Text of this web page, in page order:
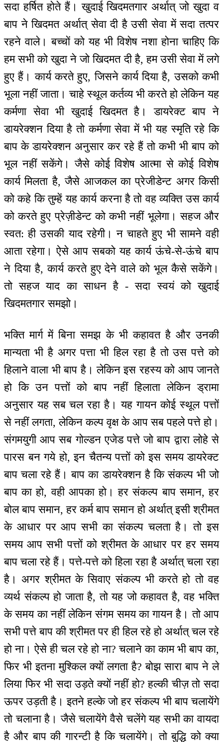
सदा हर्षित होते हैं। खुदाई खिदमतगार अर्थात् जो खुदा व
बाप ने खिदमत अर्थात् सेवा दी है उसी सेवा में सदा तत्पर
रहने वाले। बच्चों को यह भी विशेष नशा होना चाहिए कि
हम सभी को खुदा ने जो खिदमत दी है, हम उसी सेवा में लगे
हुए हैं। कार्य करते हुए, जिसने कार्य दिया है, उसको कभी
भूला नहीं जाता। चाहे स्थूल कर्तव्य भी करते हो लेकिन यह
कर्मणा सेवा भी खुदाई खिदमत है। डायरेक्ट बाप ने
डायरेक्शन दिया है तो कर्मणा सेवा में भी यह स्मृति रहे कि
बाप के डायरेक्शन अनुसार कर रहे हैं तो कभी भी बाप को
भूल नहीं सकेंगे। जैसे कोई विशेष आत्मा से कोई विशेष
कार्य मिलता है, जैसे आजकल का प्रेजीडेन्ट अगर किसी
को कहे कि तुम्हें यह कार्य करना है तो वह व्यक्ति उस कार्य
को करते हुए प्रेज़ीडेन्ट को कभी नहीं भूलेगा। सहज और
स्वत: ही उसकी याद रहेगी। न चाहते हुए भी सामने वही
आता रहेगा। ऐसे आप सबको यह कार्य ऊंचे-से-ऊंचे बाप
ने दिया है, कार्य करते हुए देने वाले को भूल कैसे सकेंगे।
तो सहज याद का साधन है - सदा स्वयं को खुदाई
खिदमतगार समझो।
भक्ति मार्ग में बिना समझ के भी कहावत है और उनकी
मान्यता भी है अगर पत्ता भी हिल रहा है तो उस पत्ते को
हिलाने वाला भी बाप है। लेकिन इस रहस्य को आप जानते
हो कि उन पत्तों को बाप नहीं हिलाता लेकिन ड्रामा
अनुसार यह सब चल रहा है। यह गायन कोई स्थूल पत्तों
से नहीं लगता, लेकिन कल्प वृक्ष के आप सब पहले पत्ते हो।
संगमयुगी आप सब गोल्डन एजेड पत्ते जो बाप द्वारा लोहे से
पारस बन गये हो, इन चैतन्य पत्तों को इस समय डायरेक्ट
बाप चला रहे हैं। बाप का डायरेक्शन है कि संकल्प भी जो
बाप का हो, वही आपका हो। हर संकल्प बाप समान, हर
बोल बाप समान, हर कर्म बाप समान हो अर्थात् इसी श्रीमत
के आधार पर आप सभी का संकल्प चलता है। तो इस
समय आप सभी पत्तों को श्रीमत के आधार पर हर समय
बाप चला रहे हैं। पत्ते-पत्ते को हिला रहा है अर्थात् चला रहा
है। अगर श्रीमत के सिवाए संकल्प भी करते हो तो वह
व्यर्थ संकल्प हो जाता है, तो यह जो कहावत है, वह भक्ति
के समय का नहीं लेकिन संगम समय का गायन है। तो आप
सभी पत्ते बाप की श्रीमत पर ही हिल रहे हो अर्थात् चल रहे
हो ना। ऐसे ही चल रहे हो ना? चलाने का काम भी बाप का,
फिर भी इतना मुश्किल क्यों लगता है? बोझ सारा बाप ने ले
लिया फिर भी सदा उड़ते क्यों नहीं हो? हल्की चीज़ तो सदा
ऊपर उड़ती है। इतने हल्के जो हर संकल्प भी बाप चलायेंगे
तो चलाना है। जैसे चलायेंगे वैसे चलेंगे यह सभी का वायदा
है और बाप की गारन्टी है कि चलायेंगे। तो बुद्धि को क्या